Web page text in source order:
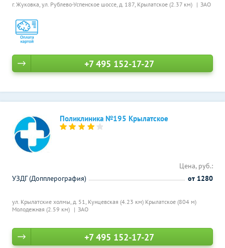
г. Жуковка, ул. Рублево-Успенское шоссе, д. 187, Крылатское (2.37 км) ЗАО
+7 495 152-17-27
Поликлиника №195 Крылатское
ул. Крылатские холмы, д. 51, Кунцевская (4.23 км) Крылатское (804 м)
Молодежная (2.59 км)
ЗАО
Цена, руб.:
УЗДГ (Допплерография)
от 1280
+7 495 152-17-27